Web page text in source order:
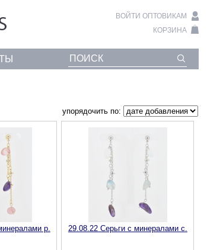
ВОЙТИ ОПТОВИКАМ
КОРЗИНА
упорядочить по:
р. 29.08.22 Серьги с минералами с.